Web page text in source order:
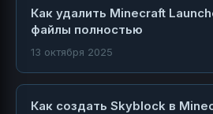
Как удалить Minecraft
файлы полностью
13 октября 2025
Как создать Skyblock в